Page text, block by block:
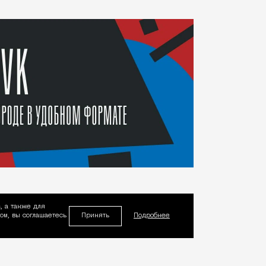
а также для
вы соглашаетесь
Принять Подробнее